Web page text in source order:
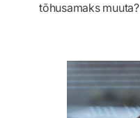
tõhusamaks muuta?